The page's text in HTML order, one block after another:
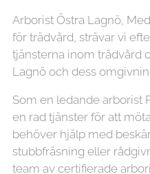
Arborist Östra Lagnö,
för trädvård, strävar vi
tjänsterna inom trädvård
Lagnö och dess
Som en ledande arborist
en rad tjänster för att
behöver hjälp med
stubbfräsning eller
team av certifierade